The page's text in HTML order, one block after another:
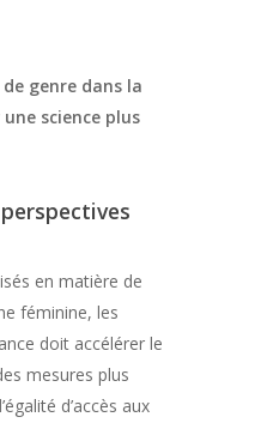
genre dans la
science plus
en matière de
féminine, les
doit accélérer le
mesures plus
d’accès aux